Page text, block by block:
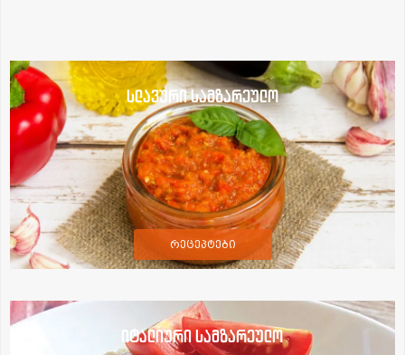
სლავური სამზარეულო
რეცეპტები
იტალიური სამზარეულო